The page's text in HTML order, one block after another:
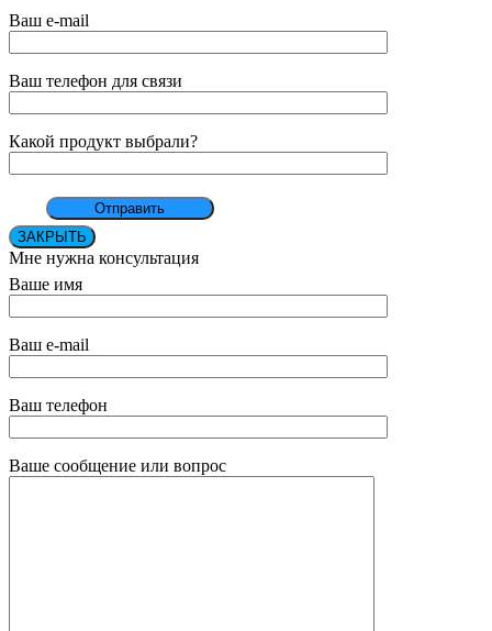
Ваш e-mail
Ваш телефон для связи
Какой продукт выбрали?
ЗАКРЫТЬ
Мне нужна консультация
Ваше имя
Ваш e-mail
Ваш телефон
Ваше сообщение или вопрос